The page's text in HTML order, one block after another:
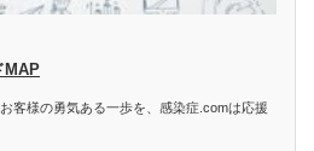
MAP
客様の勇気ある一歩を、感染症.comは応援